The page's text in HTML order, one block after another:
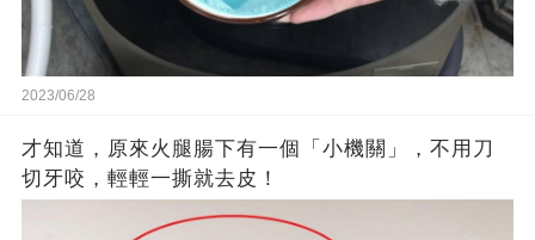
2023/06/28
才知道，原來火腿腸下有一個「小機關」，不用刀
切牙咬，輕輕一撕就去皮！